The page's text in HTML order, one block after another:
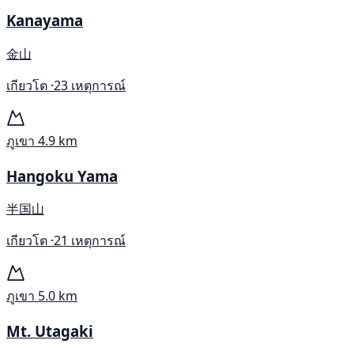
Kanayama
金山
เกียวโต ·23 เหตุการณ์
ภูเขา 4.9 km
Hangoku Yama
半国山
เกียวโต ·21 เหตุการณ์
ภูเขา 5.0 km
Mt. Utagaki